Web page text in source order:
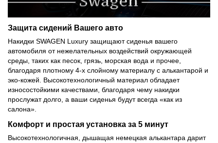
Защита сидений Вашего авто
Накидки SWAGEN Luxury защищают сиденья вашего
автомобиля от нежелательных воздействий окружающей
среды, таких как песок, грязь, морская вода и прочее,
благодаря плотному 4-х слойному материалу с алькантарой и
эко-кожей. Высокотехнологичный материал обладает
износостойкими качествами, благодаря чему накидки
прослужат долго, а ваши сиденья будут всегда «как из
салона».
Комфорт и простая установка за 5 минут
Высокотехнологичная, дышащая немецкая алькантара дарит